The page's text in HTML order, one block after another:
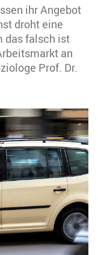
ihr Angebot
droht eine
das falsch ist
an
Prof. Dr.